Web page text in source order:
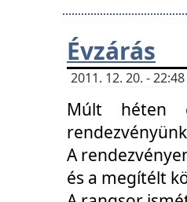
Évzárás
2011. 12. 20. -
Múlt héten
A
és a megítélt